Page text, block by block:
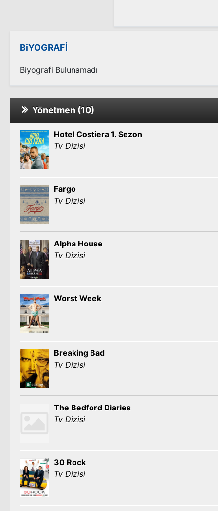
BiYOGRAFİ
Biyografi Bulunamadı
Yönetmen (10)
Hotel Costiera 1. Sezon
Tv Dizisi
Fargo
Tv Dizisi
Alpha House
Tv Dizisi
Worst Week
Breaking Bad
Tv Dizisi
The Bedford Diaries
Tv Dizisi
30 Rock
Tv Dizisi